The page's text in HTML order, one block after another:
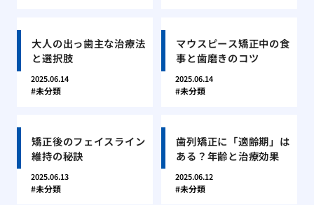
大人の出っ歯主な治療法
と選択肢
2025.06.14
未分類
マウスピース矯正中の食
事と歯磨きのコツ
2025.06.14
未分類
矯正後のフェイスライン
維持の秘訣
2025.06.13
未分類
歯列矯正に「適齢期」は
ある？年齢と治療効果
2025.06.12
未分類